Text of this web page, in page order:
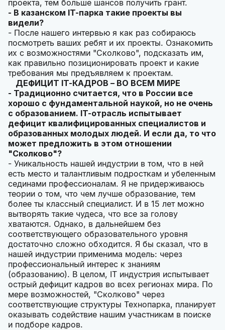
проекта, тем больше шансов получить грант.
- В казанском IT-парка такие проекты вы
видели?
- После нашего интервью я как раз собираюсь
посмотреть ваших ребят и их проекты. Ознакомить
их с возможностями "Сколково", подсказать им,
как правильно позиционировать проект и какие
требования мы предъявляем к проектам.
ДЕФИЦИТ IT-КАДРОВ – ВО ВСЕМ МИРЕ
- Традиционно считается, что в России все
хорошо с фундаментальной наукой, но не очень
с образованием. IT-отрасль испытывает
дефицит квалифицированных специалистов и
образованных молодых людей. И если да, то что
может предложить в этом отношении
"Сколково"?
- Уникальность нашей индустрии в том, что в ней
есть место и талантливым подросткам и убеленным
сединами профессионалам. Я не придерживаюсь
теории о том, что чем лучше образование, тем
более ты классный специалист. И в 15 лет можно
вытворять такие чудеса, что все за голову
хватаются. Однако, в дальнейшем без
соответствующего образовательного уровня
достаточно сложно обходится. Я бы сказал, что в
нашей индустрии применима модель: через
профессиональный интерес к знаниям
(образованию). В целом, IТ индустрия испытывает
острый дефицит кадров во всех регионах мира. По
мере возможностей, "Сколково" через
соответствующие структуры Технопарка, планирует
оказывать содействие нашим участникам в поиске
и подборе кадров.